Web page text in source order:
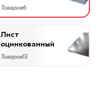
Товаров6
Лист
оцинкованный
Товаров13